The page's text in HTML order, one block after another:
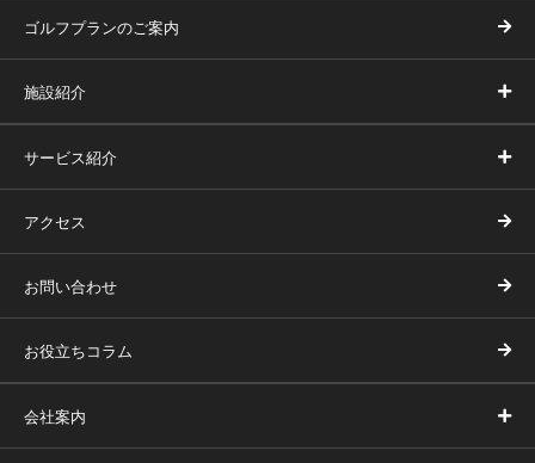
ゴルフプランのご案内
施設紹介
サービス紹介
アクセス
お問い合わせ
お役立ちコラム
会社案内